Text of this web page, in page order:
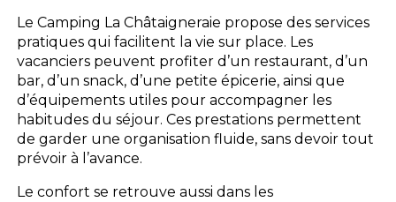
Le Camping La Châtaigneraie propose des services
pratiques qui facilitent la vie sur place. Les
vacanciers peuvent profiter d’un restaurant, d’un
bar, d’un snack, d’une petite épicerie, ainsi que
d’équipements utiles pour accompagner les
habitudes du séjour. Ces prestations permettent
de garder une organisation fluide, sans devoir tout
prévoir à l’avance.
Le confort se retrouve aussi dans les